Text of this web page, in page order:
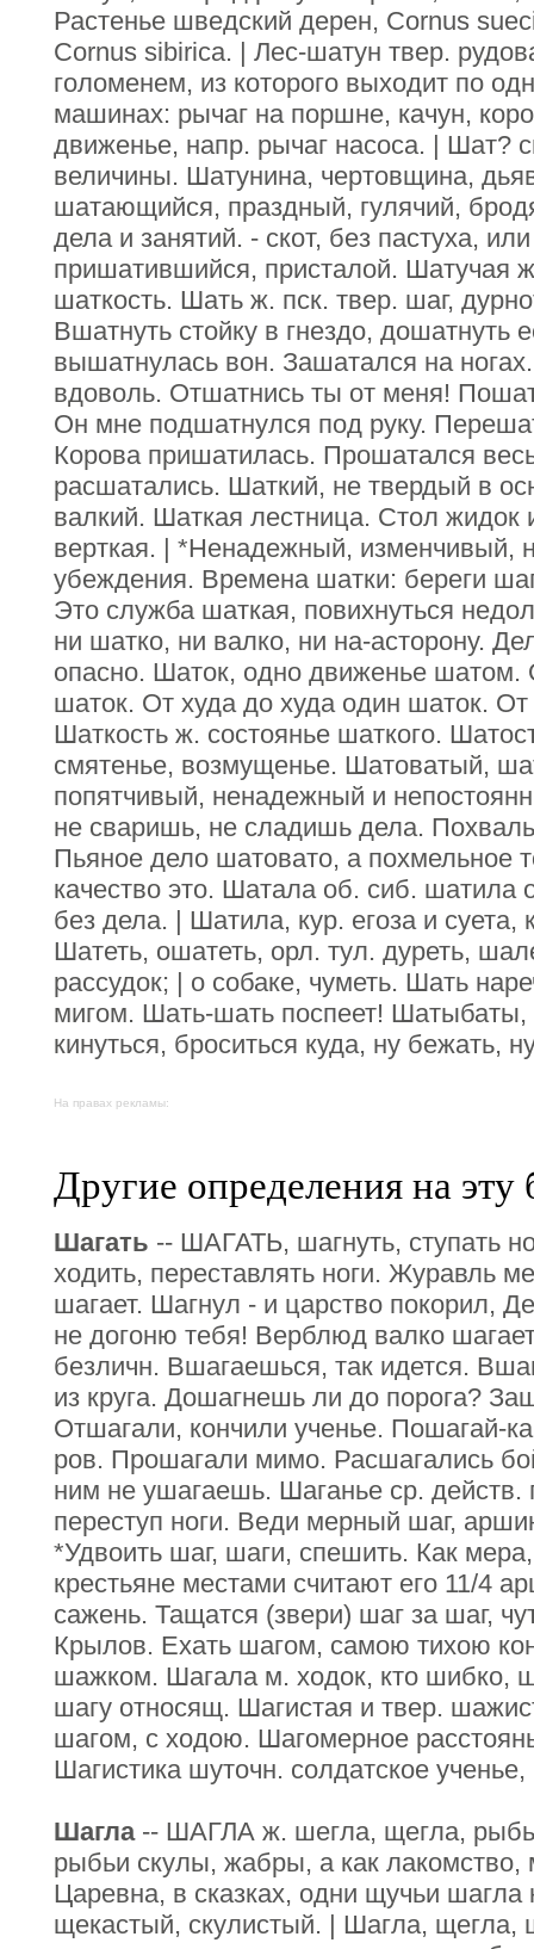
Растенье шведский дерен, Соrnus
Соrnus sibirica. | Лес-шатун твер.
голоменем, из которого выходит по
машинах: рычаг на поршне, качун,
движенье, напр. рычаг насоса. | Шат?
величины. Шатунина, чертовщина,
шатающийся, праздный, гулячий,
дела и занятий. - скот, без пастуха,
пришатившийся, присталой. Шатучая
шаткость. Шать ж. пск. твер. шаг,
Вшатнуть стойку в гнездо, дошатнуть
вышатнулась вон. Зашатался на
вдоволь. Отшатнись ты от меня!
Он мне подшатнулся под руку.
Корова пришатилась. Прошатался
расшатались. Шаткий, не твердый в
валкий. Шаткая лестница. Стол жидок
верткая. | *Ненадежный, изменчивый,
убеждения. Времена шатки: береги
Это служба шаткая, повихнуться
ни шатко, ни валко, ни на-асторону.
опасно. Шаток, одно движенье шатом.
шаток. От худа до худа один шаток.
Шаткость ж. состоянье шаткого.
смятенье, возмущенье. Шатоватый,
попятчивый, ненадежный и
не сваришь, не сладишь дела.
Пьяное дело шатовато, а похмельное
качество это. Шатала об. сиб. шатила
без дела. | Шатила, кур. егоза и суета,
Шатеть, ошатеть, орл. тул. дуреть,
рассудок; | о собаке, чуметь. Шать
мигом. Шать-шать поспеет! Шатыбаты,
кинуться, броситься куда, ну бежать,
На правах рекламы:
Другие определения на эту
Шагать -- ШАГАТЬ, шагнуть, ступать
ходить, переставлять ноги. Журавль
шагает. Шагнул - и царство покорил,
не догоню тебя! Верблюд валко
безличн. Вшагаешься, так идется.
из круга. Дошагнешь ли до порога?
Отшагали, кончили ученье. Пошагай-
ров. Прошагали мимо. Расшагались
ним не ушагаешь. Шаганье ср. действ.
переступ ноги. Веди мерный шаг,
*Удвоить шаг, шаги, спешить. Как
крестьяне местами считают его 11/4
сажень. Тащатся (звери) шаг за шаг,
Крылов. Ехать шагом, самою тихою
шажком. Шагала м. ходок, кто шибко,
шагу относящ. Шагистая и твер.
шагом, с ходою. Шагомерное
Шагистика шуточн. солдатское
Шагла-- ШАГЛА ж. шегла, щегла,
рыбьи скулы, жабры, а как
Царевна, в сказках, одни щучьи
щекастый, скулистый. | Шагла, щегла,